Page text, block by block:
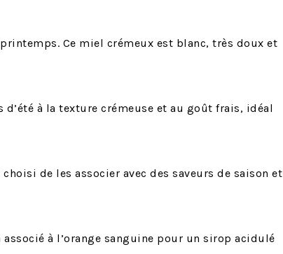
Ce miel crémeux est blanc, très doux et
à la texture crémeuse et au goût frais, idéal
de les associer avec des saveurs de saison et
à l’orange sanguine pour un sirop acidulé